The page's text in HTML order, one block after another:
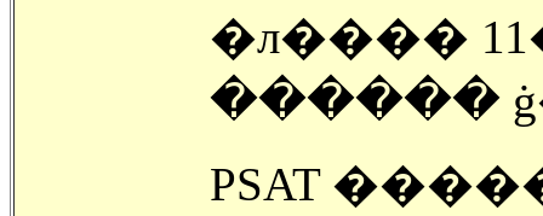
�л����
������
PSAT